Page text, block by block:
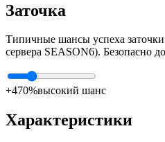
Заточка
Типичные шансы успеха
сервера SEASON6). Безопасно
+470%высокий шанс
Характеристики